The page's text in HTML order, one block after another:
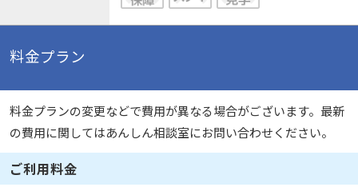
料金プラン
料金プランの変更などで費用が異なる場合がございます。最新
の費用に関してはあんしん相談室にお問い合わせください。
ご利用料金